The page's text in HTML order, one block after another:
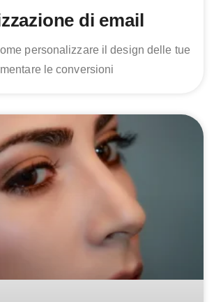
di email
personalizzare il design delle tue
le conversioni